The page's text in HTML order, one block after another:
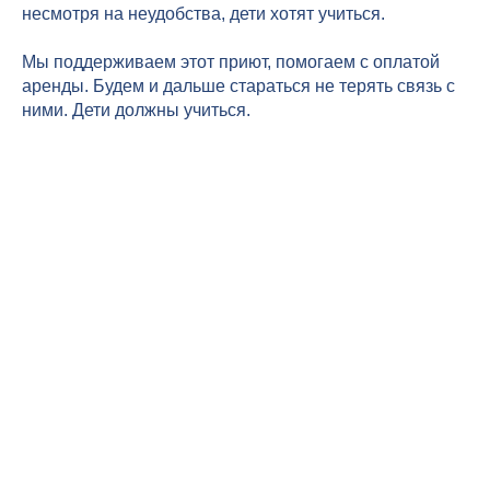
несмотря на неудобства, дети хотят учиться.
Мы поддерживаем этот приют, помогаем с оплатой
аренды. Будем и дальше стараться не терять связь с
ними. Дети должны учиться.